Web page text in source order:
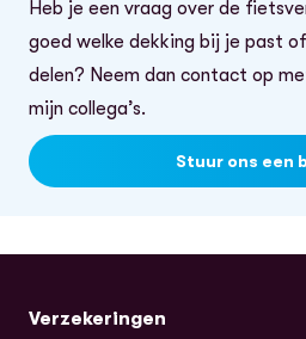
Heb je een vraag over de
goed welke dekking bij je past
delen? Neem dan contact op
mijn collega’s.
Stuur ons een
Verzekeringen